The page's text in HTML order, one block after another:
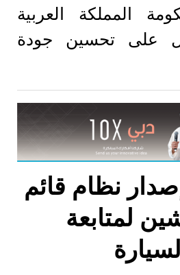
المملكة العربية
على تحسين جودة
نظام قائم
لمتابعة